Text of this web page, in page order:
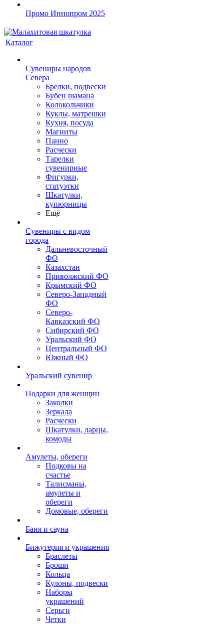
Промо Иннопром 2025
Каталог
Сувениры народов
Севера
Брелки, подвески
Бубен шамана
Колокольчики
Куклы, матрешки
Кухня, посуда
Магниты
Панно
Расчески
Тарелки
сувенирные
Фигурки,
статуэтки
Шкатулки,
купюрницы
Ещё
Сувениры с видом
города
Дальневосточный
ФО
Казахстан
Приволжский ФО
Крымский ФО
Северо-Западный
ФО
Северо-
Кавказский ФО
Сибирский ФО
Уральский ФО
Центральный ФО
Южный ФО
Уральский сувенир
Подарки для женщин
Заколки
Зеркала
Расчески
Шкатулки, ларцы,
комоды
Амулеты, обереги
Подковы на
счастье
Талисманы,
амулеты и
обереги
Домовые, обереги
Баня и сауна
Бижутерия и украшения
Браслеты
Броши
Кольца
Кулоны, подвески
Наборы
украшений
Серьги
Четки